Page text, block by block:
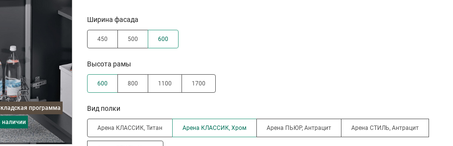
Складская программа
в наличии
Ширина фасада
450 500 600
Высота рамы
600 800 1100 1700
Вид полки
Арена КЛАССИК, Титан Арена КЛАССИК, Хром Арена ПЬЮР, Антрацит Арена СТИЛЬ, Антрацит